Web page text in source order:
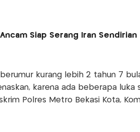
Siap Serang Iran Sendirian
kurang lebih 2 tahun 7
karena ada beberapa
Polres Metro Bekasi Kota,